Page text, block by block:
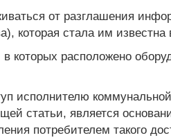
от разглашения
которая стала им
которых расположено
исполнителю
статьи, является
потребителем такого